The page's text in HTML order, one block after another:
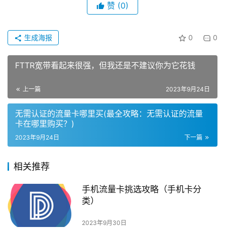
赞 (0)
0 0
生成海报
FTTR宽带看起来很强，但我还是不建议你为它花钱
上一篇 2023年9月24日
无需认证的流量卡哪里买(最全攻略：无需认证的流量
卡在哪里购买？)
下一篇
2023年9月24日
相关推荐
手机流量卡挑选攻略（手机卡分
类）
2023年9月30日